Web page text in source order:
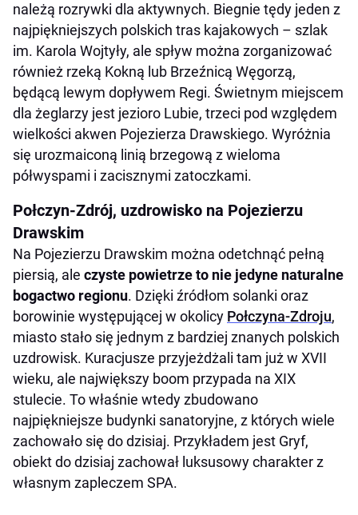
należą rozrywki dla aktywnych. Biegnie tędy jeden z
najpiękniejszych polskich tras kajakowych – szlak
im. Karola Wojtyły, ale spływ można zorganizować
również rzeką Kokną lub Brzeźnicą Węgorzą,
będącą lewym dopływem Regi. Świetnym miejscem
dla żeglarzy jest jezioro Lubie, trzeci pod względem
wielkości akwen Pojezierza Drawskiego. Wyróżnia
się urozmaiconą linią brzegową z wieloma
półwyspami i zacisznymi zatoczkami.
Połczyn-Zdrój, uzdrowisko na Pojezierzu
Drawskim
Na Pojezierzu Drawskim można odetchnąć pełną
piersią, ale czyste powietrze to nie jedyne naturalne
bogactwo regionu. Dzięki źródłom solanki oraz
borowinie występującej w okolicy Połczyna-Zdroju,
miasto stało się jednym z bardziej znanych polskich
uzdrowisk. Kuracjusze przyjeżdżali tam już w XVII
wieku, ale największy boom przypada na XIX
stulecie. To właśnie wtedy zbudowano
najpiękniejsze budynki sanatoryjne, z których wiele
zachowało się do dzisiaj. Przykładem jest Gryf,
obiekt do dzisiaj zachował luksusowy charakter z
własnym zapleczem SPA.